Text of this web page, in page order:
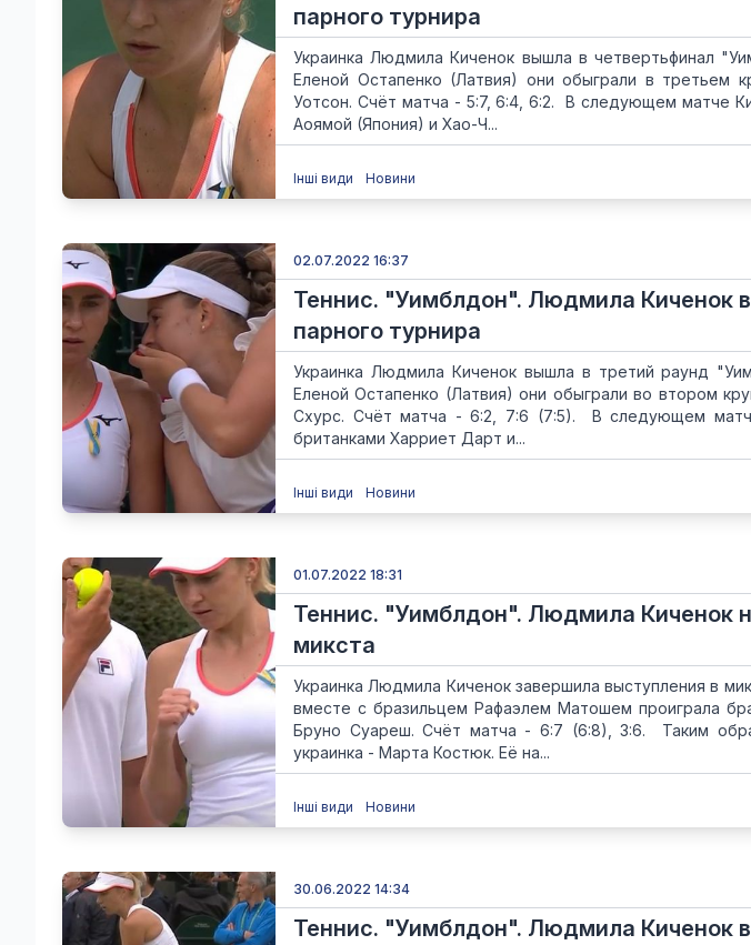
парного турнира
Украинка Людмила Киченок вышла в четвертьфинал
Еленой Остапенко (Латвия) они обыграли в третьем
Уотсон. Счёт матча - 5:7, 6:4, 6:2. В следующем матче
Аоямой (Япония) и Хао-Ч...
Інші види Новини
02.07.2022 16:37
Теннис. "Уимблдон". Людмила Киченок
парного турнира
Украинка Людмила Киченок вышла в третий раунд
Еленой Остапенко (Латвия) они обыграли во втором
Схурс. Счёт матча - 6:2, 7:6 (7:5). В следующем
британками Харриет Дарт и...
Інші види Новини
01.07.2022 18:31
Теннис. "Уимблдон". Людмила Киченок
микста
Украинка Людмила Киченок завершила выступления в
вместе с бразильцем Рафаэлем Матошем проиграла
Бруно Суареш. Счёт матча - 6:7 (6:8), 3:6. Таким
украинка - Марта Костюк. Её на...
Інші види Новини
30.06.2022 14:34
Теннис. "Уимблдон". Людмила Киченок